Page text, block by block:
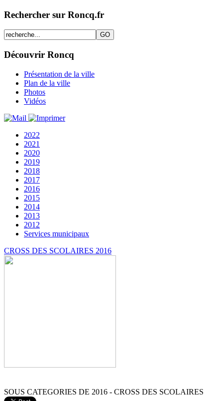
Rechercher sur Roncq.fr
Découvrir Roncq
Présentation de la ville
Plan de la ville
Photos
Vidéos
2022
2021
2020
2019
2018
2017
2016
2015
2014
2013
2012
Services municipaux
CROSS DES SCOLAIRES 2016
SOUS CATEGORIES DE 2016 - CROSS DES SCOLAIRES